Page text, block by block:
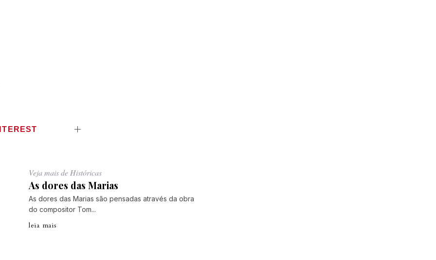
Veja mais de Históricas
As dores das Marias
As dores das Marias são pensadas através da obra
do compositor Tom...
leia mais